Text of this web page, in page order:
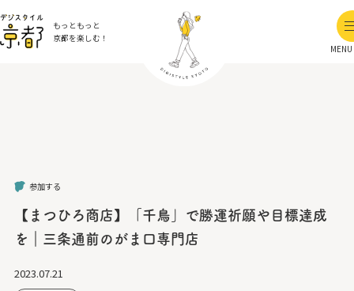
もっともっと
京都を楽しむ！
MENU
参加する
【まつひろ商店】「千鳥」で勝運祈願や目標達成
を｜三条通前のがま口専門店
2023.07.21